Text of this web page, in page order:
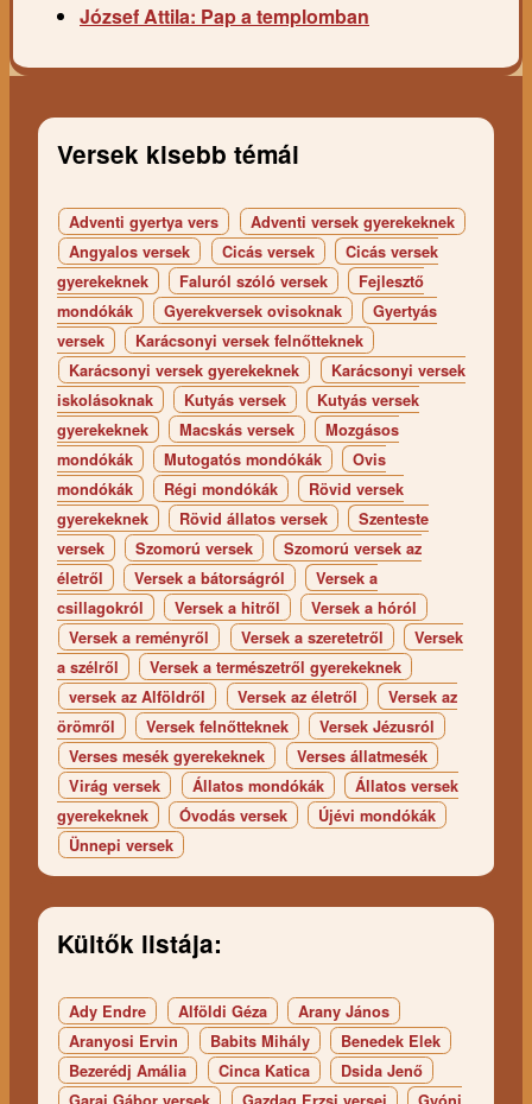
József Attila: Pap a templomban
Versek kisebb témái
Adventi gyertya vers
Adventi versek gyerekeknek
Angyalos versek
Cicás versek
Cicás versek
gyerekeknek
Faluról szóló versek
Fejlesztő
mondókák
Gyerekversek ovisoknak
Gyertyás
versek
Karácsonyi versek felnőtteknek
Karácsonyi versek gyerekeknek
Karácsonyi versek
iskolásoknak
Kutyás versek
Kutyás versek
gyerekeknek
Macskás versek
Mozgásos
mondókák
Mutogatós mondókák
Ovis
mondókák
Régi mondókák
Rövid versek
gyerekeknek
Rövid állatos versek
Szenteste
versek
Szomorú versek
Szomorú versek az
életről
Versek a bátorságról
Versek a
csillagokról
Versek a hitről
Versek a hóról
Versek a reményről
Versek a szeretetről
Versek
a szélről
Versek a természetről gyerekeknek
versek az Alföldről
Versek az életről
Versek az
örömről
Versek felnőtteknek
Versek Jézusról
Verses mesék gyerekeknek
Verses állatmesék
Virág versek
Állatos mondókák
Állatos versek
gyerekeknek
Óvodás versek
Újévi mondókák
Ünnepi versek
Kültők listája:
Ady Endre Alföldi Géza
Arany János
Aranyosi Ervin
Babits Mihály
Benedek Elek
Bezerédj Amália
Cinca Katica
Dsida Jenő
Garai Gábor versek
Gazdag Erzsi versei
Gyóni